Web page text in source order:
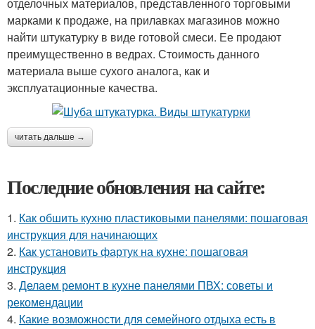
марками к продаже, на прилавках магазинов можно
найти штукатурку в виде готовой смеси. Ее продают
преимущественно в ведрах. Стоимость данного
материала выше сухого аналога, как и
эксплуатационные качества.
читать дальше →
Последние обновления на сайте:
1. Как обшить кухню пластиковыми панелями: пошаговая
инструкция для начинающих
2. Как установить фартук на кухне: пошаговая
инструкция
3. Делаем ремонт в кухне панелями ПВХ: советы и
рекомендации
4. Какие возможности для семейного отдыха есть в